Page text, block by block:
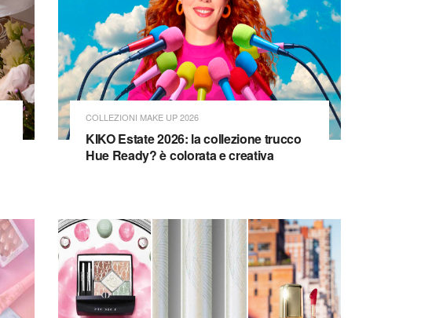
COLLEZIONI MAKE UP 2026
KIKO Estate 2026: la collezione trucco
Hue Ready? è colorata e creativa